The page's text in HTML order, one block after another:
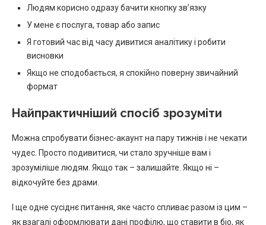
Людям корисно одразу бачити кнопку зв’язку
У мене є послуга, товар або запис
Я готовий час від часу дивитися аналітику і робити
висновки
Якщо не сподобається, я спокійно поверну звичайний
формат
Найпрактичніший спосіб зрозуміти
Можна спробувати бізнес-акаунт на пару тижнів і не чекати
чудес. Просто подивитися, чи стало зручніше вам і
зрозуміліше людям. Якщо так – залишайте. Якщо ні –
відкочуйте без драми.
І ще одне сусіднє питання, яке часто спливає разом із цим –
як взагалі оформлювати дані профілю, що ставити в біо, як